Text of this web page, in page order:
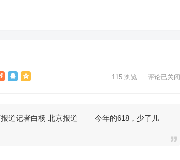
115 浏览 评论已关闭
记者白杨 北京报道 今年的618，少了几